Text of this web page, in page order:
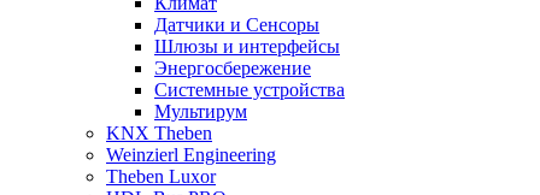
Датчики и Сенсоры
Шлюзы и интерфейсы
Энергосбережение
Системные устройства
Мультирум
KNX Theben
Weinzierl Engineering
Theben Luxor